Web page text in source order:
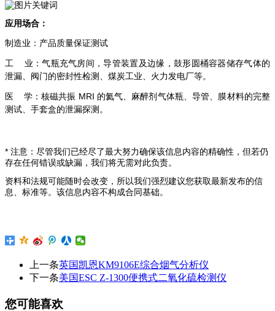
应用场合：
制造业：产品质量保证测试
工 业：气瓶充气房间，导管装置及边缘，鼓形圆桶容器储存气体的
泄漏、阀门的密封性检测、 煤炭工业、火力发电厂等。
医 学：核磁共振 MRI 的氦气、麻醉剂气体瓶、导管、膜材料的完整
测试、手套盒的泄漏探测。
* 注意：尽管我们已经尽了最大努力确保该信息内容的精确性，但若仍
存在任何错误或缺漏，我们将无需对此负责。
资料和法规可能随时会改变，所以我们强烈建议您获取最新发布的信
息、标准等。该信息内容不构成合同基础。
上一条英国凯恩KM9106E综合烟气分析仪
下一条​美国ESC Z-1300便携式二氧化硫检测仪
您可能喜欢